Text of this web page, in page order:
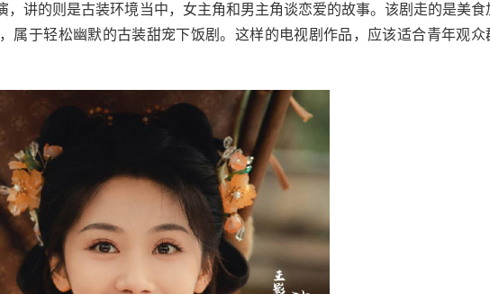
，讲的则是古装环境当中，女主角和男主角谈恋爱的故事。该剧走的是美食
属于轻松幽默的古装甜宠下饭剧。这样的电视剧作品，应该适合青年观众